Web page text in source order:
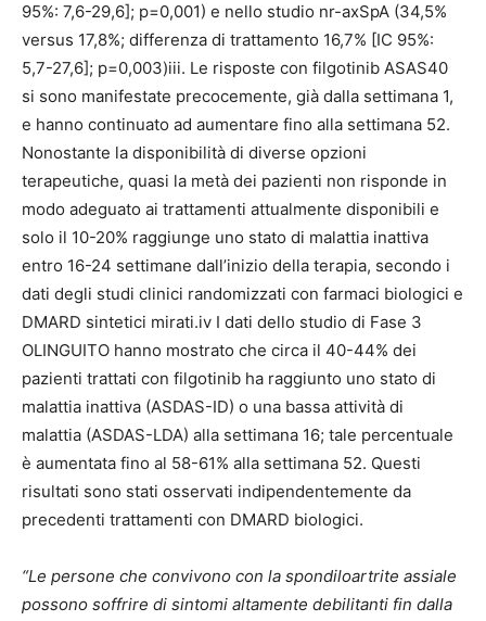
95%: 7,6-29,6]; p=0,001) e nello studio nr-axSpA (34,5%
versus 17,8%; differenza di trattamento 16,7% [IC 95%:
5,7-27,6]; p=0,003)iii. Le risposte con filgotinib ASAS40
si sono manifestate precocemente, già dalla settimana 1,
e hanno continuato ad aumentare fino alla settimana 52.
Nonostante la disponibilità di diverse opzioni
terapeutiche, quasi la metà dei pazienti non risponde in
modo adeguato ai trattamenti attualmente disponibili e
solo il 10-20% raggiunge uno stato di malattia inattiva
entro 16-24 settimane dall’inizio della terapia, secondo i
dati degli studi clinici randomizzati con farmaci biologici e
DMARD sintetici mirati.iv I dati dello studio di Fase 3
OLINGUITO hanno mostrato che circa il 40-44% dei
pazienti trattati con filgotinib ha raggiunto uno stato di
malattia inattiva (ASDAS-ID) o una bassa attività di
malattia (ASDAS-LDA) alla settimana 16; tale percentuale
è aumentata fino al 58-61% alla settimana 52. Questi
risultati sono stati osservati indipendentemente da
precedenti trattamenti con DMARD biologici.
“Le persone che convivono con la spondiloartrite assiale
possono soffrire di sintomi altamente debilitanti fin dalla